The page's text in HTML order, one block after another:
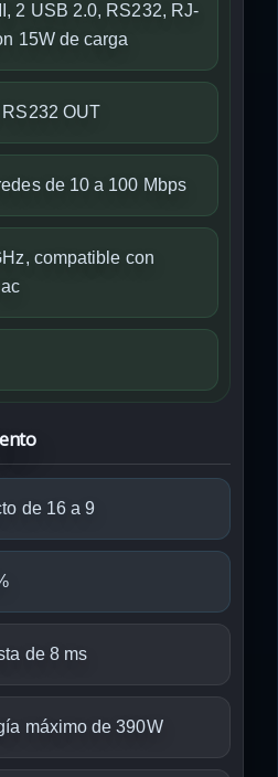
2 USB 2.0, RS232, RJ-
15W de carga
OUT
de 10 a 100 Mbps
compatible con
de 16 a 9
de 8 ms
máximo de 390W